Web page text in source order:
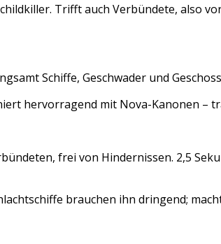
Trifft auch Verbündete, also
Schiffe, Geschwader und
hervorragend mit Nova-Kanonen –
frei von Hindernissen. 2,5
brauchen ihn dringend;